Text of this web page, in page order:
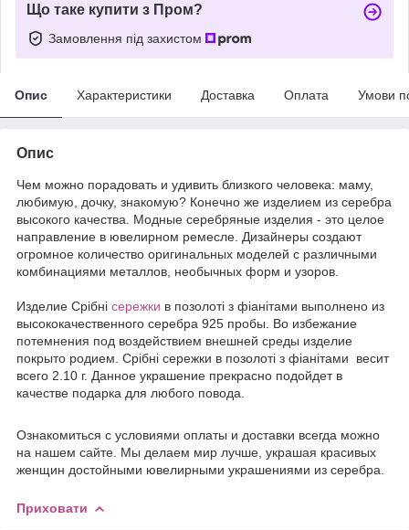
Що таке купити з Пром?
Замовлення під захистом
Опис Характеристики Доставка Оплата Умови
Опис
Чем можно порадовать и удивить близкого человека: маму,
любимую, дочку, знакомую? Конечно же изделием из серебра
высокого качества. Модные серебряные изделия - это целое
направление в ювелирном ремесле. Дизайнеры создают
огромное количество оригинальных моделей с различными
комбинациями металлов, необычных форм и узоров.
Изделие Срібні сережки в позолоті з фіанітами выполнено из
высококачественного серебра 925 пробы. Во избежание
потемнения под воздействием внешней среды изделие
покрыто родием. Срібні сережки в позолоті з фіанітами весит
всего 2.10 г. Данное украшение прекрасно подойдет в
качестве подарка для любого повода.
Ознакомиться с условиями оплаты и доставки всегда можно
на нашем сайте. Мы делаем мир лучше, украшая красивых
женщин достойными ювелирными украшениями из серебра.
Приховати